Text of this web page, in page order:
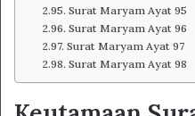
Surat Maryam Ayat 95
Surat Maryam Ayat 96
Surat Maryam Ayat 97
Surat Maryam Ayat 98